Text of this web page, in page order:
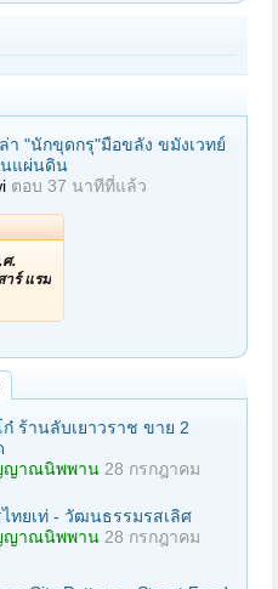
ล่า "นักขุดกรุ"มือขลัง ขมังเวทย์
แผ่นดิน
ตอบ 37 นาทีที่แล้ว
ศ.
าร์ แรม
ร้านลับเยาวราช ขาย 2
ญาณนิพพาน 28 กรกฎาคม
ไทยเท่ - วัฒนธรรมรสเลิศ
ญาณนิพพาน 28 กรกฎาคม